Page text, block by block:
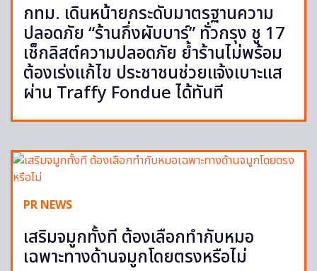
กทม. เดินหน้ายกระดับมาตรฐานความ
ปลอดภัย “ร้านกึ่งผับบาร์” ทั่วกรุง ชู 17
เช็กลิสต์ความปลอดภัย ย้ำร้านไม่พร้อม
ต้องเร่งแก้ไข ประชาชนช่วยแจ้งเบาะแส
ผ่าน Traffy Fondue ได้ทันที
PR NEWS
เสริมจมูกทั้งที ต้องเลือกทำกับหมอ
เฉพาะทางด้านจมูกโดยตรงหรือไม่